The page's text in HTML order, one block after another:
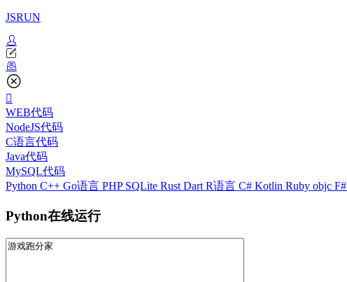
JSRUN
WEB代码
NodeJS代码
C语言代码
Java代码
MySQL代码
Python C++ Go语言 PHP SQLite Rust Dart R语言 C# Kotlin Ruby objc F#
Python在线运行